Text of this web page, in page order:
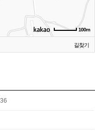
100m
길찾기